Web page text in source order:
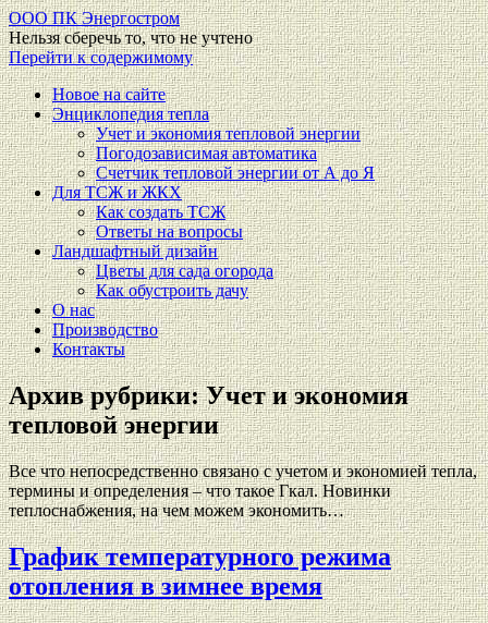
ООО ПК Энергостром
Нельзя сберечь то, что не учтено
Перейти к содержимому
Новое на сайте
Энциклопедия тепла
Учет и экономия тепловой энергии
Погодозависимая автоматика
Счетчик тепловой энергии от А до Я
Для ТСЖ и ЖКХ
Как создать ТСЖ
Ответы на вопросы
Ландшафтный дизайн
Цветы для сада огорода
Как обустроить дачу
О нас
Производство
Контакты
Архив рубрики:Учет и экономия
тепловой энергии
Все что непосредственно связано с учетом и экономией тепла,
термины и определения – что такое Гкал. Новинки
теплоснабжения, на чем можем экономить…
График температурного режима
отопления в зимнее время